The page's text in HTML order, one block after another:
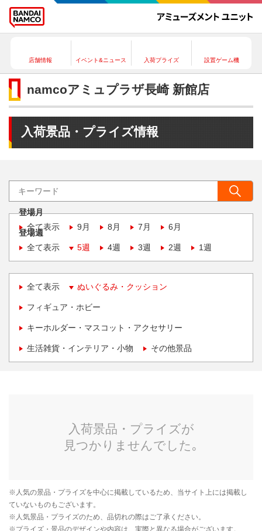
店舗情報 イベント&ニュース 入荷プライズ 設置ゲーム機
namcoアミュプラザ長崎 新館店
入荷景品・プライズ情報
登場月
全て表示
9月 8月 7月 6月
登場週
全て表示
5週 4週 3週 2週 1週
全て表示 ぬいぐるみ・クッション
フィギュア・ホビー
キーホルダー・マスコット・アクセサリー
生活雑貨・インテリア・小物 その他景品